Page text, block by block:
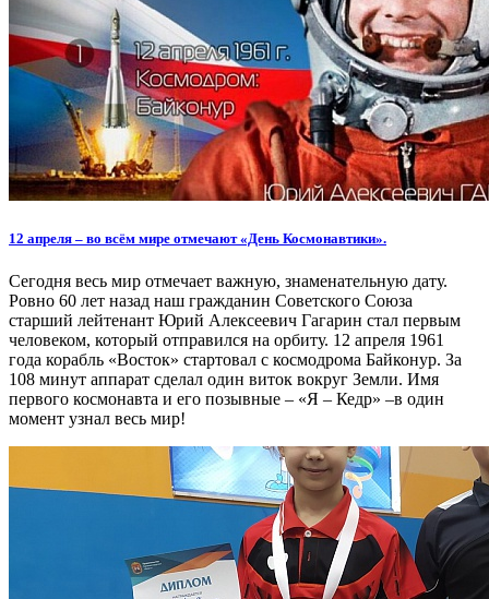
12 апреля – во всём мире отмечают «День Космонавтики».
Сегодня весь мир отмечает важную, знаменательную дату.
Ровно 60 лет назад наш гражданин Советского Союза
старший лейтенант Юрий Алексеевич Гагарин стал первым
человеком, который отправился на орбиту. 12 апреля 1961
года корабль «Восток» стартовал с космодрома Байконур. За
108 минут аппарат сделал один виток вокруг Земли. Имя
первого космонавта и его позывные – «Я – Кедр» –в один
момент узнал весь мир!